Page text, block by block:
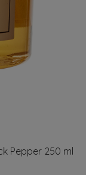
Pepper 250 ml